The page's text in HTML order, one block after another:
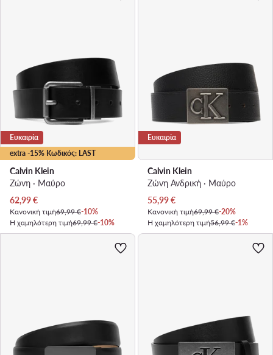
extra -15% Κωδικός: LAST
Ευκαιρία
Calvin Klein
Ζώνη · Μαύρο
Τρέχουσα τιμή
62,99€
Κανονική τιμή69,99 €-10%
Η χαμηλότερη τιμή69,99 €-10%
Ευκαιρία
Calvin Klein
Ζώνη Ανδρική · Μαύρο
Τρέχουσα τιμή
55,99€
Κανονική τιμή69,99 €-20%
Η χαμηλότερη τιμή56,99 €-1%